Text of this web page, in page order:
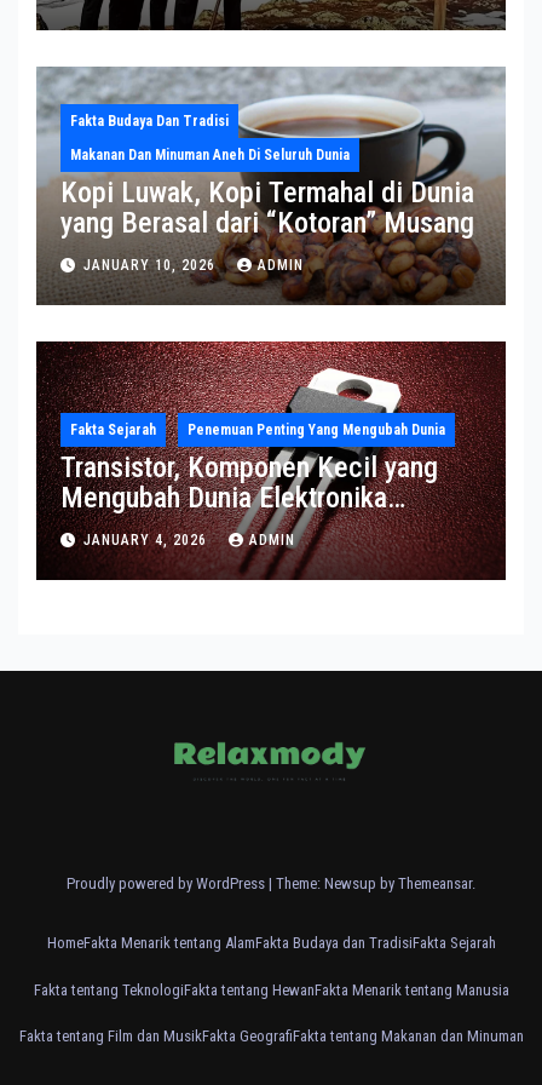
Greenland
Fakta Budaya Dan Tradisi
Makanan Dan Minuman Aneh Di Seluruh Dunia
Kopi Luwak, Kopi Termahal di Dunia
yang Berasal dari “Kotoran” Musang
JANUARY 10, 2026 ADMIN
Fakta Sejarah Penemuan Penting Yang Mengubah Dunia
Transistor, Komponen Kecil yang
Mengubah Dunia Elektronika
Modern
JANUARY 4, 2026 ADMIN
Proudly powered by WordPress | Theme: Newsup by Themeansar.
HomeFakta Menarik tentang AlamFakta Budaya dan TradisiFakta Sejarah
Fakta tentang TeknologiFakta tentang HewanFakta Menarik tentang Manusia
Fakta tentang Film dan MusikFakta GeografiFakta tentang Makanan dan Minuman